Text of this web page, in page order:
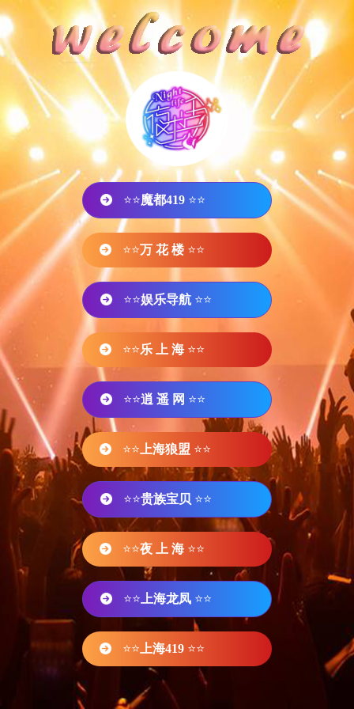
⭐⭐魔都419 ⭐⭐
⭐⭐万 花 楼 ⭐⭐
⭐⭐娱乐导航 ⭐⭐
⭐⭐乐 上 海 ⭐⭐
⭐⭐逍 遥 网 ⭐⭐
⭐⭐ 上海狼盟 ⭐⭐
⭐⭐贵族宝贝 ⭐⭐
⭐⭐夜 上 海 ⭐⭐
⭐⭐ 上海龙凤 ⭐⭐
⭐⭐ 上海419 ⭐⭐